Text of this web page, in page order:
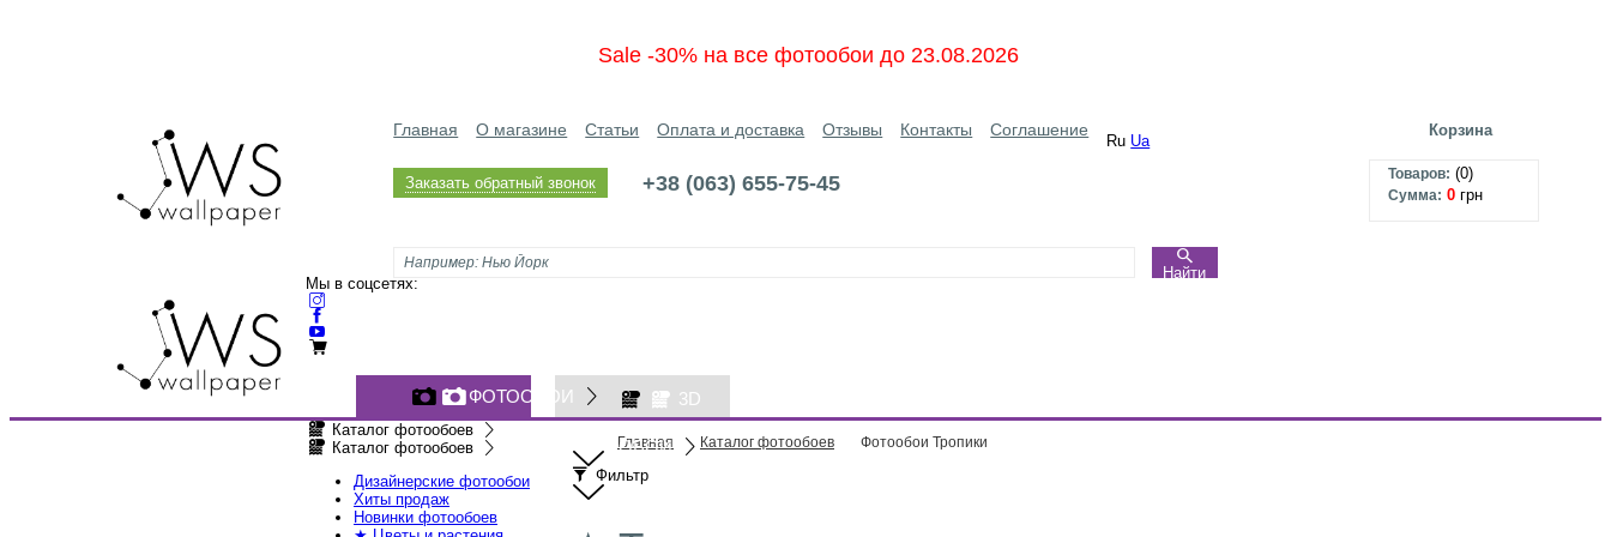
Sale -30% на все фотообои до 23.08.2026
Главная О магазине Статьи Оплата и доставка Отзывы Контакты Соглашение
Ru Ua
Заказать обратный звонок +38 (063) 655-75-45
Найти
Корзина
Товаров: (0)
Сумма: 0 грн
Мы в соцсетях:
ФОТООБОИ 3D
ОБОИ
Каталог фотообоев
Каталог фотообоев
Дизайнерские фотообои
Хиты продаж
Новинки фотообоев
Главная Каталог фотообоев Фотообои Тропики
Фильтр